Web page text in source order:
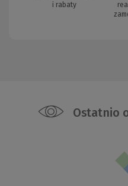
i rabaty
Ostatnio